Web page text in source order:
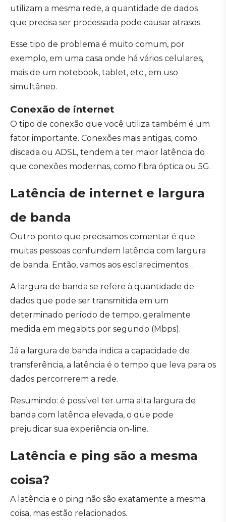
utilizam a mesma rede, a quantidade de dados
que precisa ser processada pode causar atrasos.
Esse tipo de problema é muito comum, por
exemplo, em uma casa onde há vários celulares,
mais de um notebook, tablet, etc., em uso
simultâneo.
Conexão de internet
O tipo de conexão que você utiliza também é um
fator importante. Conexões mais antigas, como
discada ou ADSL, tendem a ter maior latência do
que conexões modernas, como fibra óptica ou 5G.
Latência de internet e largura
de banda
Outro ponto que precisamos comentar é que
muitas pessoas confundem latência com largura
de banda. Então, vamos aos esclarecimentos…
A largura de banda se refere à quantidade de
dados que pode ser transmitida em um
determinado período de tempo, geralmente
medida em megabits por segundo (Mbps).
Já a largura de banda indica a capacidade de
transferência, a latência é o tempo que leva para os
dados percorrerem a rede.
Resumindo: é possível ter uma alta largura de
banda com latência elevada, o que pode
prejudicar sua experiência on-line.
Latência e ping são a mesma
coisa?
A latência e o ping não são exatamente a mesma
coisa, mas estão relacionados.